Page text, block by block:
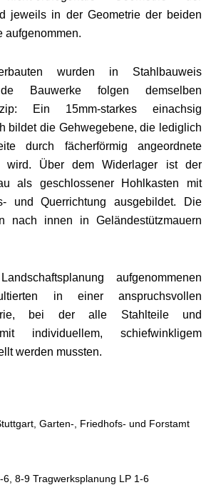
jeweils in der Geometrie der beiden
aufgenommen.
wurden in Stahlbauweis
Bauwerke folgen demselben
Ein 15mm-starkes einachsig
bildet die Gehwegebene, die lediglich
durch fächerförmig angeordnete
wird. Über dem Widerlager ist der
als geschlossener Hohlkasten mit
und Querrichtung ausgebildet. Die
nach innen in Geländestützmauern
aufgenommenen
in einer anspruchsvollen
bei der alle Stahlteile und
individuellem, schiefwinkligem
werden mussten.
Garten-, Friedhofs- und Forstamt
8-9 Tragwerksplanung LP 1-6